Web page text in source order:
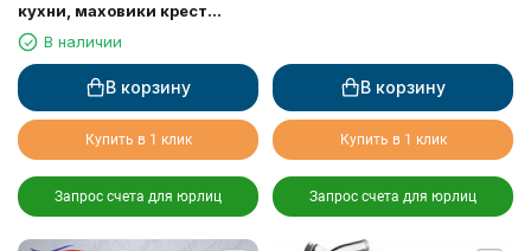
кухни, маховики крест
керамика
В наличии
В корзину
Купить в 1 клик
Запрос счета для юрлиц
В корзину
Купить в 1 клик
Запрос счета для юрлиц